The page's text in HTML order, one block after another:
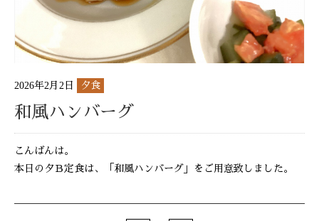
2026年2月2日 夕食
和風ハンバーグ
こんばんは。
本日の夕Ｂ定食は、「和風ハンバーグ」をご用意致しました。